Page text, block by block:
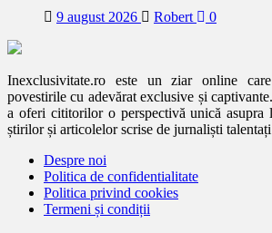
9 august 2026 Robert 0
Inexclusivitate.ro este un ziar online
povestirile cu adevărat exclusive și
a oferi cititorilor o perspectivă unică
știrilor și articolelor scrise de jurnaliști
Despre noi
Politica de confidentialitate
Politica privind cookies
Termeni și condiții